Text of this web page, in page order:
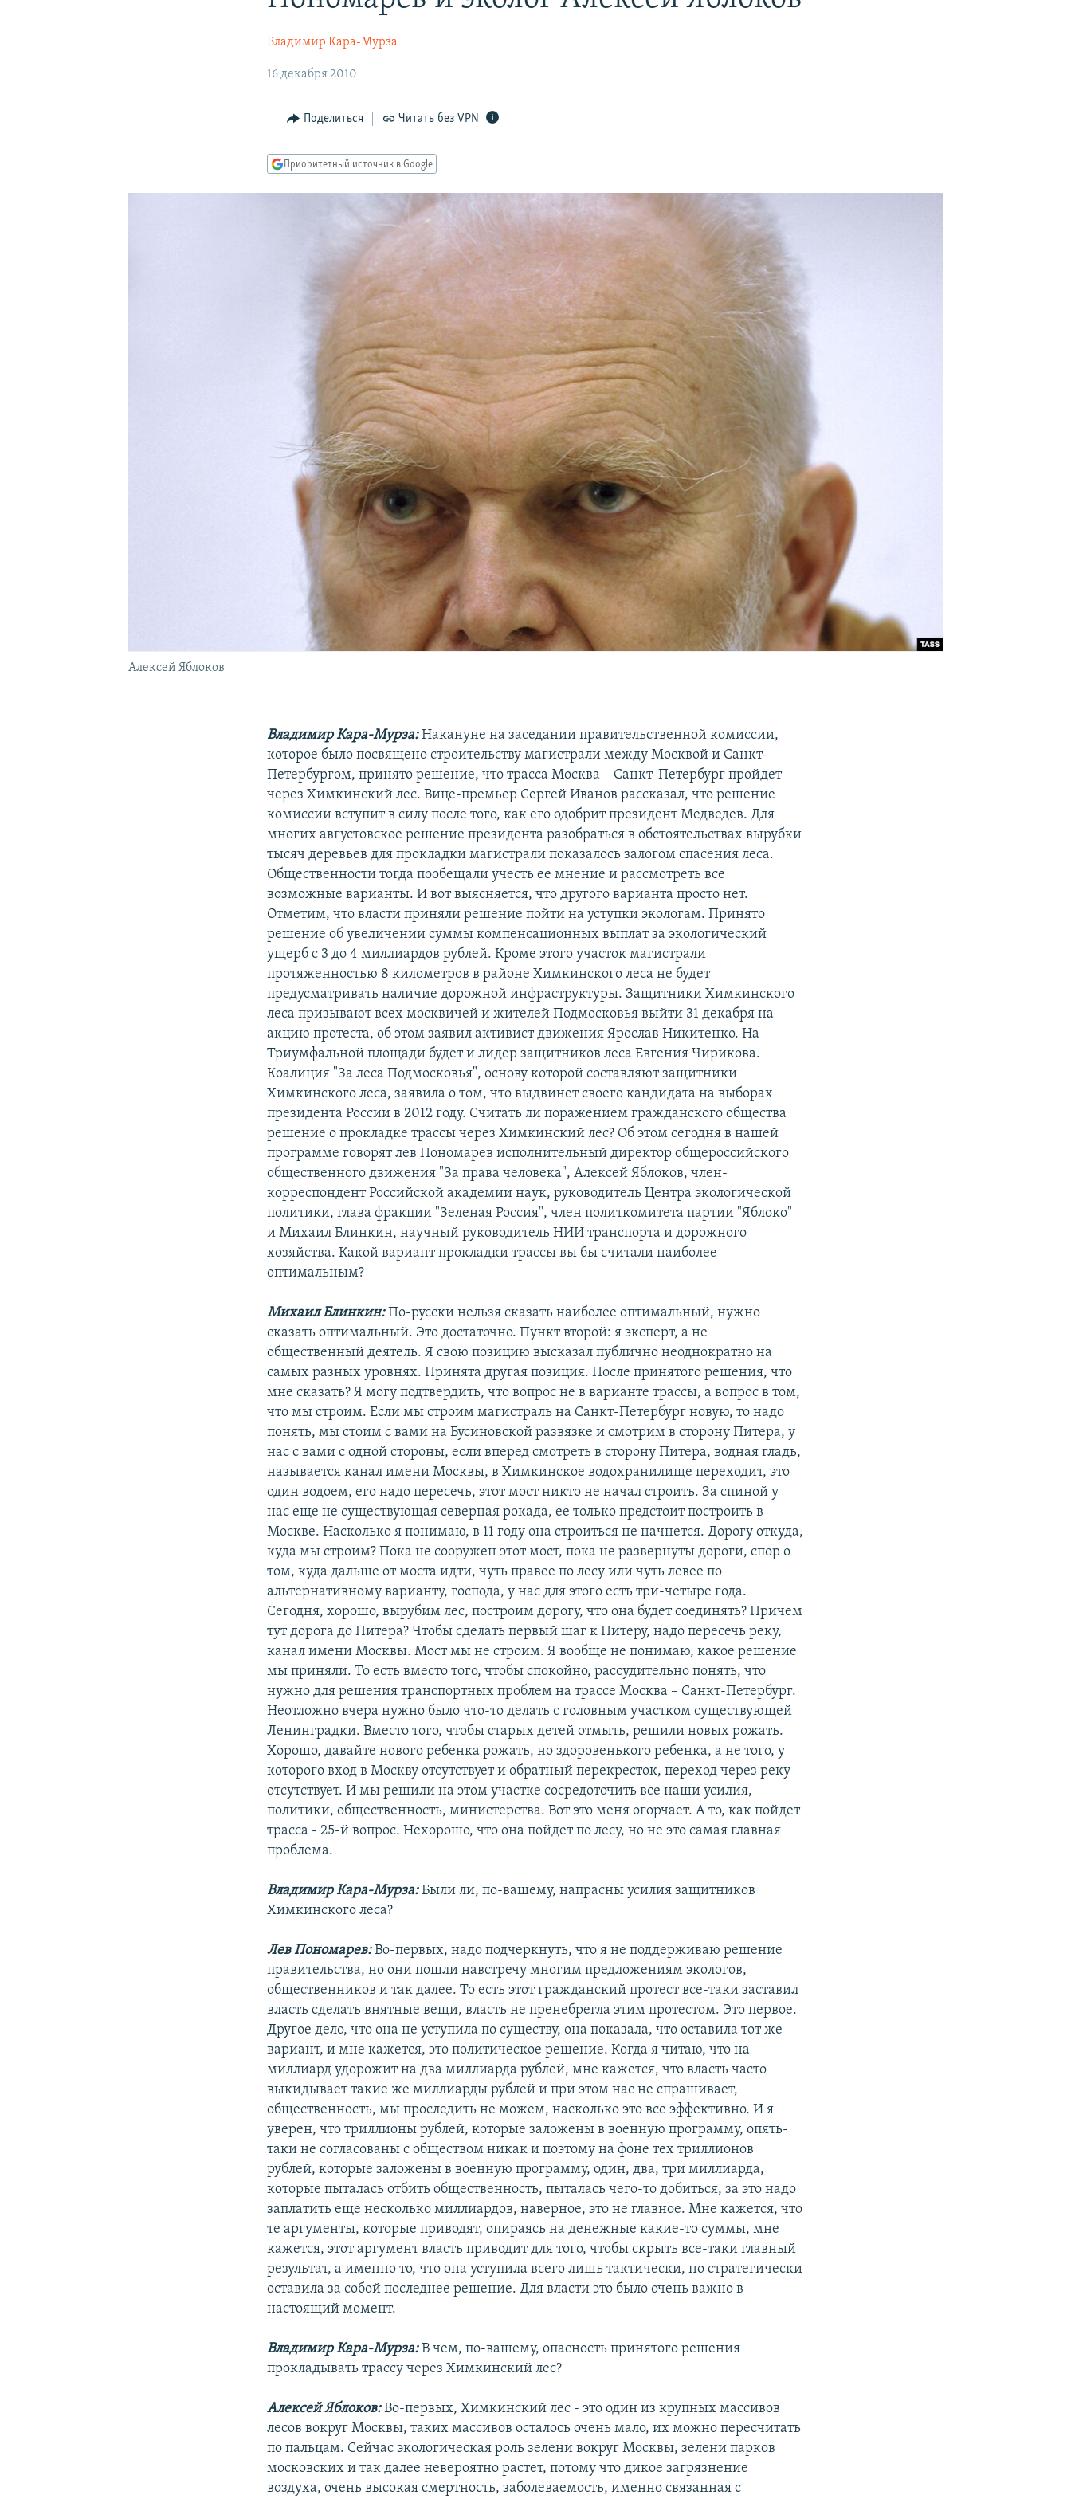
Владимир Кара-Мурза
16 декабря 2010
Поделиться Читать без VPN
Приоритетный источник в Google
Алексей Яблоков
Владимир Кара-Мурза:Накануне на заседании правительственной комиссии,
которое было посвящено строительству магистрали между Москвой и Санкт-
Петербургом, принято решение, что трасса Москва – Санкт-Петербург пройдет
через Химкинский лес. Вице-премьер Сергей Иванов рассказал, что решение
комиссии вступит в силу после того, как его одобрит президент Медведев. Для
многих августовское решение президента разобраться в обстоятельствах вырубки
тысяч деревьев для прокладки магистрали показалось залогом спасения леса.
Общественности тогда пообещали учесть ее мнение и рассмотреть все
возможные варианты. И вот выясняется, что другого варианта просто нет.
Отметим, что власти приняли решение пойти на уступки экологам. Принято
решение об увеличении суммы компенсационных выплат за экологический
ущерб с 3 до 4 миллиардов рублей. Кроме этого участок магистрали
протяженностью 8 километров в районе Химкинского леса не будет
предусматривать наличие дорожной инфраструктуры. Защитники Химкинского
леса призывают всех москвичей и жителей Подмосковья выйти 31 декабря на
акцию протеста, об этом заявил активист движения Ярослав Никитенко. На
Триумфальной площади будет и лидер защитников леса Евгения Чирикова.
Коалиция "За леса Подмосковья", основу которой составляют защитники
Химкинского леса, заявила о том, что выдвинет своего кандидата на выборах
президента России в 2012 году. Считать ли поражением гражданского общества
решение о прокладке трассы через Химкинский лес? Об этом сегодня в нашей
программе говорят лев Пономарев исполнительный директор общероссийского
общественного движения "За права человека", Алексей Яблоков, член-
корреспондент Российской академии наук, руководитель Центра экологической
политики, глава фракции "Зеленая Россия", член политкомитета партии "Яблоко"
и Михаил Блинкин, научный руководитель НИИ транспорта и дорожного
хозяйства. Какой вариант прокладки трассы вы бы считали наиболее
оптимальным?
Михаил Блинкин:По-русски нельзя сказать наиболее оптимальный, нужно
сказать оптимальный. Это достаточно. Пункт второй: я эксперт, а не
общественный деятель. Я свою позицию высказал публично неоднократно на
самых разных уровнях. Принята другая позиция. После принятого решения, что
мне сказать? Я могу подтвердить, что вопрос не в варианте трассы, а вопрос в том,
что мы строим. Если мы строим магистраль на Санкт-Петербург новую, то надо
понять, мы стоим с вами на Бусиновской развязке и смотрим в сторону Питера, у
нас с вами с одной стороны, если вперед смотреть в сторону Питера, водная гладь,
называется канал имени Москвы, в Химкинское водохранилище переходит, это
один водоем, его надо пересечь, этот мост никто не начал строить. За спиной у
нас еще не существующая северная рокада, ее только предстоит построить в
Москве. Насколько я понимаю, в 11 году она строиться не начнется. Дорогу откуда,
куда мы строим? Пока не сооружен этот мост, пока не развернуты дороги, спор о
том, куда дальше от моста идти, чуть правее по лесу или чуть левее по
альтернативному варианту, господа, у нас для этого есть три-четыре года.
Сегодня, хорошо, вырубим лес, построим дорогу, что она будет соединять? Причем
тут дорога до Питера? Чтобы сделать первый шаг к Питеру, надо пересечь реку,
канал имени Москвы. Мост мы не строим. Я вообще не понимаю, какое решение
мы приняли. То есть вместо того, чтобы спокойно, рассудительно понять, что
нужно для решения транспортных проблем на трассе Москва – Санкт-Петербург.
Неотложно вчера нужно было что-то делать с головным участком существующей
Ленинградки. Вместо того, чтобы старых детей отмыть, решили новых рожать.
Хорошо, давайте нового ребенка рожать, но здоровенького ребенка, а не того, у
которого вход в Москву отсутствует и обратный перекресток, переход через реку
отсутствует. И мы решили на этом участке сосредоточить все наши усилия,
политики, общественность, министерства. Вот это меня огорчает. А то, как пойдет
трасса - 25-й вопрос. Нехорошо, что она пойдет по лесу, но не это самая главная
проблема.
Владимир Кара-Мурза:Были ли, по-вашему, напрасны усилия защитников
Химкинского леса?
Лев Пономарев:Во-первых, надо подчеркнуть, что я не поддерживаю решение
правительства, но они пошли навстречу многим предложениям экологов,
общественников и так далее. То есть этот гражданский протест все-таки заставил
власть сделать внятные вещи, власть не пренебрегла этим протестом. Это первое.
Другое дело, что она не уступила по существу, она показала, что оставила тот же
вариант, и мне кажется, это политическое решение. Когда я читаю, что на
миллиард удорожит на два миллиарда рублей, мне кажется, что власть часто
выкидывает такие же миллиарды рублей и при этом нас не спрашивает,
общественность, мы проследить не можем, насколько это все эффективно. И я
уверен, что триллионы рублей, которые заложены в военную программу, опять-
таки не согласованы с обществом никак и поэтому на фоне тех триллионов
рублей, которые заложены в военную программу, один, два, три миллиарда,
которые пыталась отбить общественность, пыталась чего-то добиться, за это надо
заплатить еще несколько миллиардов, наверное, это не главное. Мне кажется, что
те аргументы, которые приводят, опираясь на денежные какие-то суммы, мне
кажется, этот аргумент власть приводит для того, чтобы скрыть все-таки главный
результат, а именно то, что она уступила всего лишь тактически, но стратегически
оставила за собой последнее решение. Для власти это было очень важно в
настоящий момент.
Владимир Кара-Мурза:В чем, по-вашему, опасность принятого решения
прокладывать трассу через Химкинский лес?
Алексей Яблоков:Во-первых, Химкинский лес - это один из крупных массивов
лесов вокруг Москвы, таких массивов осталось очень мало, их можно пересчитать
по пальцам. Сейчас экологическая роль зелени вокруг Москвы, зелени парков
московских и так далее невероятно растет, потому что дикое загрязнение
воздуха, очень высокая смертность, заболеваемость, именно связанная с